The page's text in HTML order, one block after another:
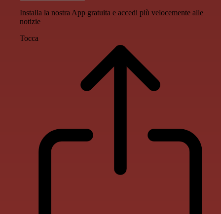
Installa la nostra App gratuita e accedi più velocemente alle
notizie
Tocca